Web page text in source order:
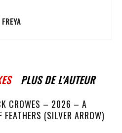
FREYA
PLUS DE L'AUTEUR
CROWES – 2026 – A
FEATHERS (SILVER ARROW)